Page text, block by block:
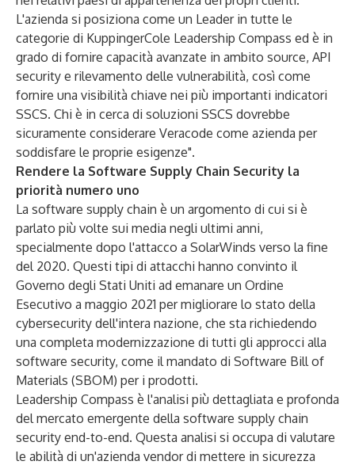
L'azienda si posiziona come un Leader in tutte le
categorie di KuppingerCole Leadership Compass ed è in
grado di fornire capacità avanzate in ambito source, API
security e rilevamento delle vulnerabilità, così come
fornire una visibilità chiave nei più importanti indicatori
SSCS. Chi è in cerca di soluzioni SSCS dovrebbe
sicuramente considerare Veracode come azienda per
soddisfare le proprie esigenze".
Rendere la Software Supply Chain Security la
priorità numero uno
La software supply chain è un argomento di cui si è
parlato più volte sui media negli ultimi anni,
specialmente dopo l'attacco a SolarWinds verso la fine
del 2020. Questi tipi di attacchi hanno convinto il
Governo degli Stati Uniti ad emanare un Ordine
Esecutivo a maggio 2021 per migliorare lo stato della
cybersecurity dell'intera nazione, che sta richiedendo
una completa modernizzazione di tutti gli approcci alla
software security, come il mandato di Software Bill of
Materials (SBOM) per i prodotti.
Leadership Compass è l'analisi più dettagliata e profonda
del mercato emergente della software supply chain
security end-to-end. Questa analisi si occupa di valutare
le abilità di un'azienda vendor di mettere in sicurezza